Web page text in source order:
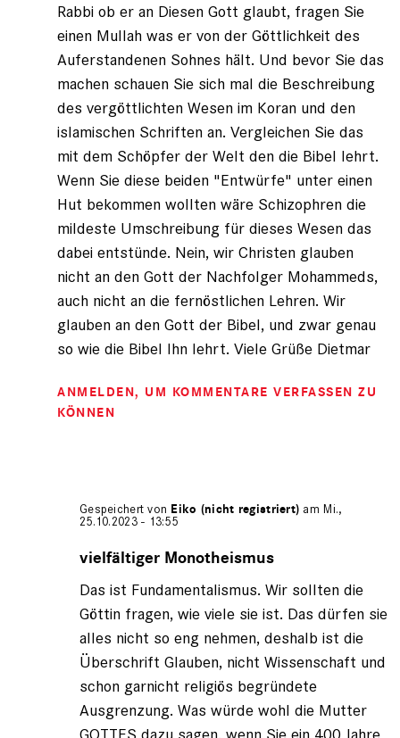
Rabbi ob er an Diesen Gott glaubt, fragen Sie
einen Mullah was er von der Göttlichkeit des
Auferstandenen Sohnes hält. Und bevor Sie das
machen schauen Sie sich mal die Beschreibung
des vergöttlichten Wesen im Koran und den
islamischen Schriften an. Vergleichen Sie das
mit dem Schöpfer der Welt den die Bibel lehrt.
Wenn Sie diese beiden "Entwürfe" unter einen
Hut bekommen wollten wäre Schizophren die
mildeste Umschreibung für dieses Wesen das
dabei entstünde. Nein, wir Christen glauben
nicht an den Gott der Nachfolger Mohammeds,
auch nicht an die fernöstlichen Lehren. Wir
glauben an den Gott der Bibel, und zwar genau
so wie die Bibel Ihn lehrt. Viele Grüße Dietmar
ANMELDEN, UM KOMMENTARE VERFASSEN ZU
KÖNNEN
Gespeichert von Eiko (nicht registriert) am Mi.,
25.10.2023 - 13:55
auf
Dietmar
(nicht
vielfältiger Monotheismus
Das ist Fundamentalismus. Wir sollten die
Göttin fragen, wie viele sie ist. Das dürfen sie
alles nicht so eng nehmen, deshalb ist die
Überschrift Glauben, nicht Wissenschaft und
schon garnicht religiös begründete
Ausgrenzung. Was würde wohl die Mutter